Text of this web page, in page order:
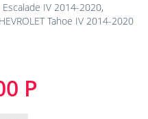
Escalade IV 2014-2020,
Tahoe IV 2014-2020
Р